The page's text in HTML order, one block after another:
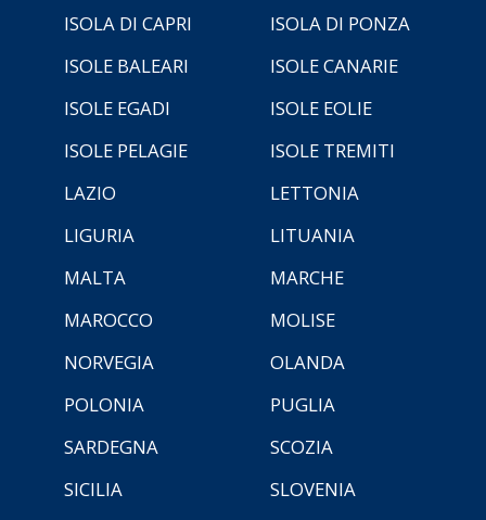
ISOLA DI CAPRI
ISOLA DI PONZA
ISOLE BALEARI
ISOLE CANARIE
ISOLE EGADI
ISOLE EOLIE
ISOLE PELAGIE
ISOLE TREMITI
LAZIO
LETTONIA
LIGURIA
LITUANIA
MALTA
MARCHE
MAROCCO
MOLISE
NORVEGIA
OLANDA
POLONIA
PUGLIA
SARDEGNA
SCOZIA
SICILIA
SLOVENIA